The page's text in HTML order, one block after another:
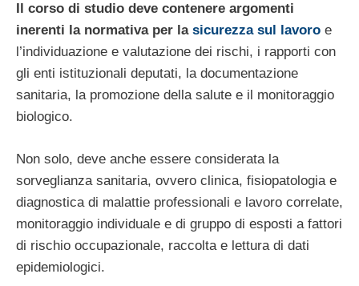
Il corso di studio deve contenere argomenti
inerenti la normativa per la sicurezza sul lavoro e
l’individuazione e valutazione dei rischi, i rapporti con
gli enti istituzionali deputati, la documentazione
sanitaria, la promozione della salute e il monitoraggio
biologico.
Non solo, deve anche essere considerata la
sorveglianza sanitaria, ovvero clinica, fisiopatologia e
diagnostica di malattie professionali e lavoro correlate,
monitoraggio individuale e di gruppo di esposti a fattori
di rischio occupazionale, raccolta e lettura di dati
epidemiologici.